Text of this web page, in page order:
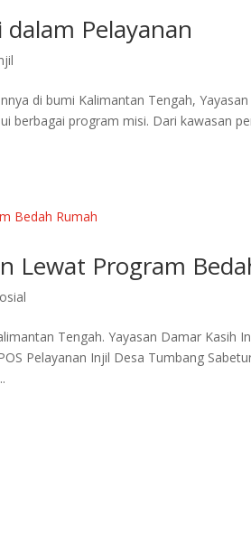
Pelayanan
di bumi Kalimantan Tengah,
berbagai program misi. Dari kawasan
Lewat Program
Tengah. Yayasan Damar Kasih
Pelayanan Injil Desa Tumbang